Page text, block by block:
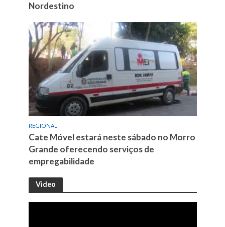
Nordestino
REGIONAL
Cate Móvel estará neste sábado no Morro
Grande oferecendo serviços de
empregabilidade
Video